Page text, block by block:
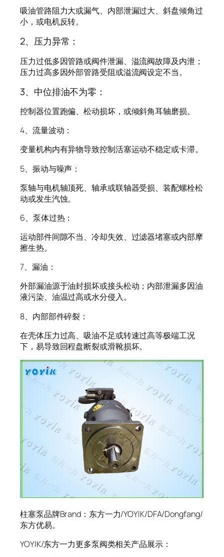
吸油管路阻力大或漏气、内部泄漏过大、斜盘倾角过
小，或电机反转。
2、压力异常：
压力过低多因管路或阀件泄漏、溢流阀故障及内泄；
压力过高多因外部管路受阻或溢流阀设定不当。
3、中位排油不为零：
控制器位置跑偏、松动损坏，或倾斜角耳轴磨损。
4、流量波动：
变量机构内有异物导致控制活塞运动不稳定或卡滞。
5、振动与噪声：
泵轴与电机轴顶死、轴承或联轴器受损、装配螺栓松
动或发生汽蚀。
6、泵体过热：
运动部件间隙不当、冷却失效、过滤器堵塞或内部摩
擦生热。
7、漏油：
外部漏油源于油封损坏或接头松动；内部泄漏多因油
液污染、油温过高或水分侵入。
8、内部部件碎裂：
在壳体压力过高、吸油不足或转速过高等极端工况
下，易导致回程盘断裂或滑靴损坏。
柱塞泵品牌Brand：东方一力/YOYIK/DFA/Dongfang/
东方优易。
YOYIK/东方一力更多泵阀类相关产品展示：